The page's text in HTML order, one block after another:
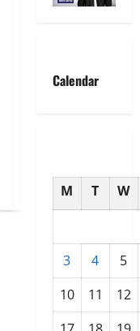
Calendar
M T W
3 4
5
10
11
12